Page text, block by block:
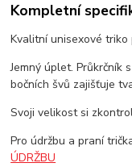
Kompletní
Kvalitní unisexové triko
Jemný úplet. Průkrčník
bočních švů zajišťuje
Svoji velikost si
Pro údržbu a praní
ÚDRŽBU